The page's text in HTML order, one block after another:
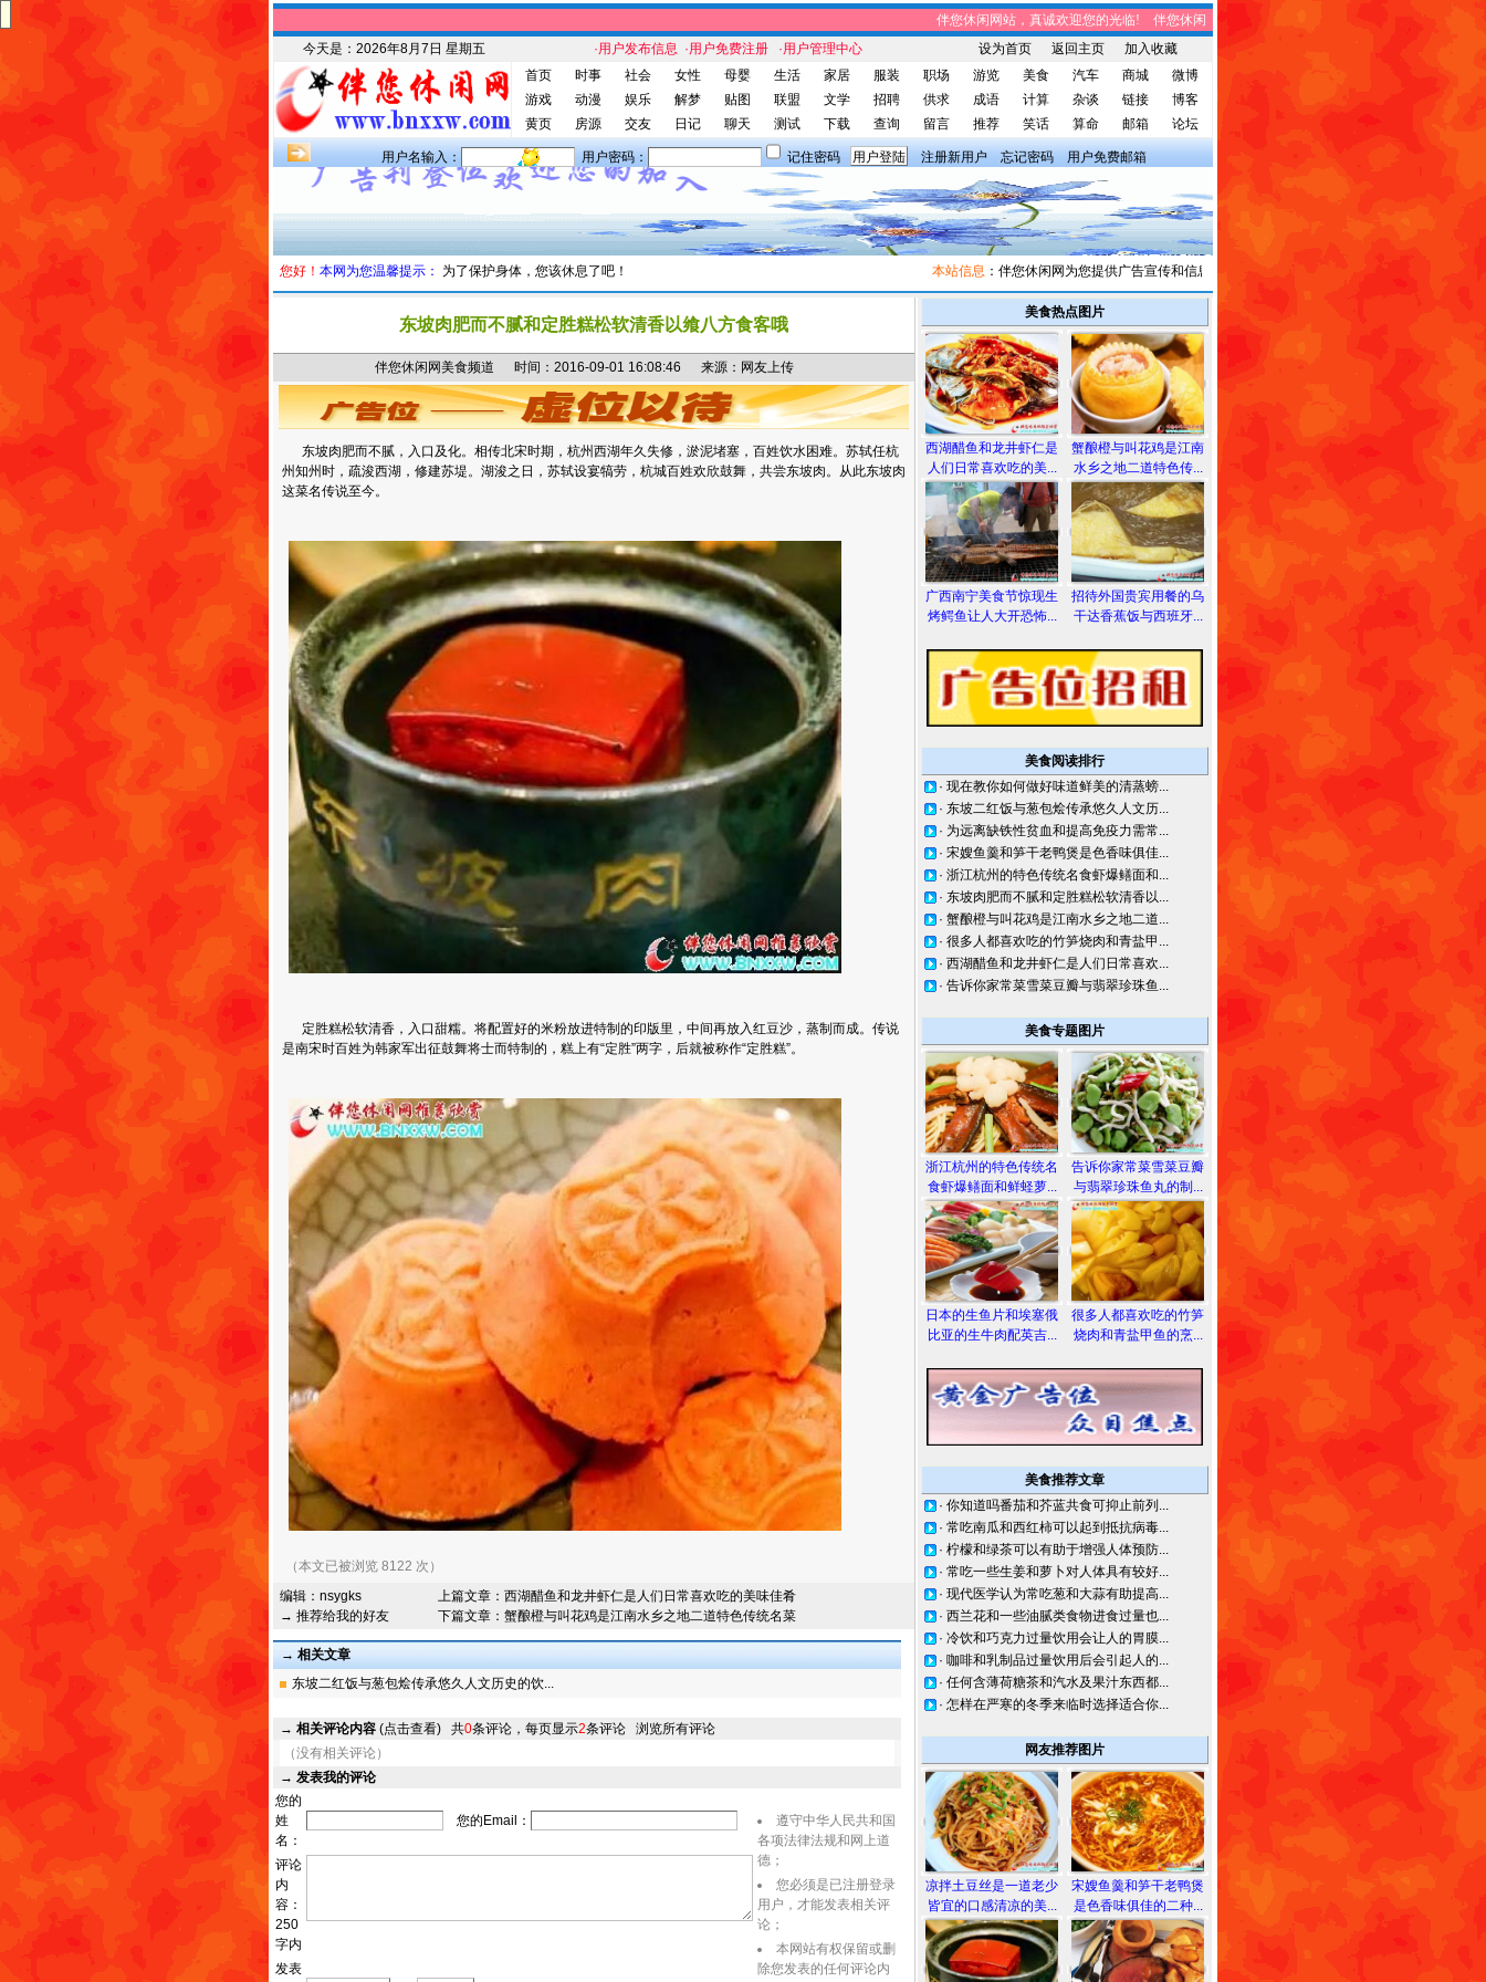
伴您休闲网站，真诚欢迎您的光临! 伴您休闲网站，将免费给您带来趣味时事、笑话集锦、家
今天是： 2026年8月7日 星期五 ·用户发布信息 ·用户免费注册 ·用户管理中心 设为首页 返回主页
加入收藏
首页
时事 社会 女性 母婴 生活 家居 服装 职场 游览 美食 汽车 商城
微博
游戏
动漫 娱乐 解梦 贴图 联盟 文学 招聘 供求 成语 计算 杂谈 链接
博客
黄页
房源 交友 日记 聊天 测试 下载 查询 留言 推荐 笑话 算命 邮箱 论坛
用户名输入： 用户密码： 记住密码 注册新用户 忘记密码 用户免费邮箱
您好！ 本网为您温馨提示： 为了保护身体，您该休息了吧！ 本站信息：伴您休闲网为您提供广告宣传和信息发布，有需求者请与我们联系。
东坡肉肥而不腻和定胜糕松软清香以飨八方食客哦
伴您休闲网美食频道 时间：2016-09-01 16:08:46 来源：网友上传
东坡肉肥而不腻，入口及化。相传北宋时期，杭州西湖年久失修，淤泥堵塞，百姓饮水困难。苏轼任杭
州知州时，疏浚西湖，修建苏堤。湖浚之日，苏轼设宴犒劳，杭城百姓欢欣鼓舞，共尝东坡肉。从此东坡肉
这菜名传说至今。
定胜糕松软清香，入口甜糯。将配置好的米粉放进特制的印版里，中间再放入红豆沙，蒸制而成。传说
是南宋时百姓为韩家军出征鼓舞将士而特制的，糕上有“定胜”两字，后就被称作“定胜糕”。
（本文已被浏览 8122 次）
编辑： nsygks
→ 推荐给我的好友
上篇文章： 西湖醋鱼和龙井虾仁是人们日常喜欢吃的美味佳肴
下篇文章： 蟹酿橙与叫花鸡是江南水乡之地二道特色传统名菜
→ 相关文章
东坡二红饭与葱包烩传承悠久人文历史的饮...
→ 相关评论内容 (点击查看) 共0条评论，每页显示2条评论 浏览所有评论
（没有相关评论）
→ 发表我的评论
您的
姓
名：
您的Email：
评论
内
容：
250
字内
发表
遵守中华人民共和国
各项法律法规和网上道
德；
您必须是已注册登录
用户，才能发表相关评
论；
本网站有权保留或删
除您发表的任何评论内
美食热点图片
西湖醋鱼和龙井虾仁是
人们日常喜欢吃的美...
广西南宁美食节惊现生
烤鳄鱼让人大开恐怖...
蟹酿橙与叫花鸡是江南
水乡之地二道特色传...
招待外国贵宾用餐的乌
干达香蕉饭与西班牙...
美食阅读排行
· 现在教你如何做好味道鲜美的清蒸螃...
· 东坡二红饭与葱包烩传承悠久人文历...
· 为远离缺铁性贫血和提高免疫力需常...
· 宋嫂鱼羹和笋干老鸭煲是色香味俱佳...
· 浙江杭州的特色传统名食虾爆鳝面和...
· 东坡肉肥而不腻和定胜糕松软清香以...
· 蟹酿橙与叫花鸡是江南水乡之地二道...
· 很多人都喜欢吃的竹笋烧肉和青盐甲...
· 西湖醋鱼和龙井虾仁是人们日常喜欢...
· 告诉你家常菜雪菜豆瓣与翡翠珍珠鱼...
美食专题图片
浙江杭州的特色传统名
食虾爆鳝面和鲜蛏萝...
日本的生鱼片和埃塞俄
比亚的生牛肉配英吉...
告诉你家常菜雪菜豆瓣
与翡翠珍珠鱼丸的制...
很多人都喜欢吃的竹笋
烧肉和青盐甲鱼的烹...
美食推荐文章
· 你知道吗番茄和芥蓝共食可抑止前列...
· 常吃南瓜和西红柿可以起到抵抗病毒...
· 柠檬和绿茶可以有助于增强人体预防...
· 常吃一些生姜和萝卜对人体具有较好...
· 现代医学认为常吃葱和大蒜有助提高...
· 西兰花和一些油腻类食物进食过量也...
· 冷饮和巧克力过量饮用会让人的胃膜...
· 咖啡和乳制品过量饮用后会引起人的...
· 任何含薄荷糖茶和汽水及果汁东西都...
· 怎样在严寒的冬季来临时选择适合你...
网友推荐图片
凉拌土豆丝是一道老少
皆宜的口感清凉的美...
宋嫂鱼羹和笋干老鸭煲
是色香味俱佳的二种...